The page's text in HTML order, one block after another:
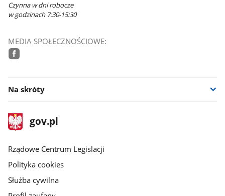
Czynna w dni robocze
w godzinach 7:30-15:30
MEDIA SPOŁECZNOŚCIOWE:
Na skróty
stopka
gov.plStrona
gov.pl
Rządowe Centrum Legislacji
Polityka cookies
Służba cywilna